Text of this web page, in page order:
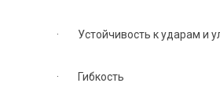
· Устойчивость к ударам и
· Гибкость